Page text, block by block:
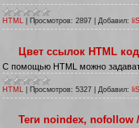
HTML Просмотров: 2897 Добавил:
Цвет ссылок HTML код
С помощью HTML можно
HTML Просмотров: 5327 Добавил: liS
Теги noindex, nofollow